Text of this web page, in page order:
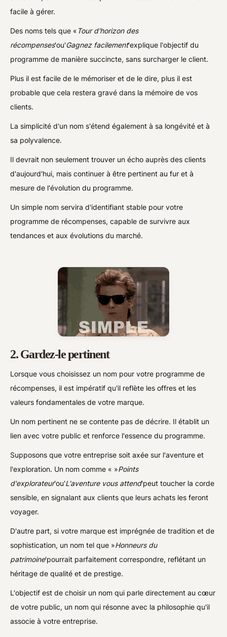
facile à gérer.
Des noms tels que « Tour d'horizon des
récompenses'ou'Gagnez facilement'explique l'objectif du
programme de manière succincte, sans surcharger le client.
Plus il est facile de le mémoriser et de le dire, plus il est
probable que cela restera gravé dans la mémoire de vos
clients.
La simplicité d'un nom s'étend également à sa longévité et à
sa polyvalence.
Il devrait non seulement trouver un écho auprès des clients
d'aujourd'hui, mais continuer à être pertinent au fur et à
mesure de l'évolution du programme.
Un simple nom servira d'identifiant stable pour votre
programme de récompenses, capable de survivre aux
tendances et aux évolutions du marché.
2. Gardez-le pertinent
Lorsque vous choisissez un nom pour votre programme de
récompenses, il est impératif qu'il reflète les offres et les
valeurs fondamentales de votre marque.
Un nom pertinent ne se contente pas de décrire. Il établit un
lien avec votre public et renforce l'essence du programme.
Supposons que votre entreprise soit axée sur l'aventure et
l'exploration. Un nom comme « »Points
d'explorateur'ou'L'aventure vous attend'peut toucher la corde
sensible, en signalant aux clients que leurs achats les feront
voyager.
D'autre part, si votre marque est imprégnée de tradition et de
sophistication, un nom tel que »Honneurs du
patrimoine'pourrait parfaitement correspondre, reflétant un
héritage de qualité et de prestige.
L'objectif est de choisir un nom qui parle directement au cœur
de votre public, un nom qui résonne avec la philosophie qu'il
associe à votre entreprise.